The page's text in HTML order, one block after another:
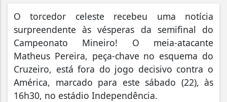
O torcedor celeste recebeu uma notícia
surpreendente às vésperas da semifinal do
Campeonato Mineiro! O meia-atacante
Matheus Pereira, peça-chave no esquema do
Cruzeiro, está fora do jogo decisivo contra o
América, marcado para este sábado (22), às
16h30, no estádio Independência.